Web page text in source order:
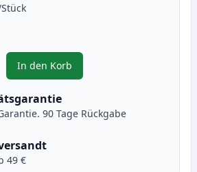
Tasten, um anzupassen
In den Korb
, 3 stück Canon PG-40 & CL-41
90 Tage Rückgabe
49 €